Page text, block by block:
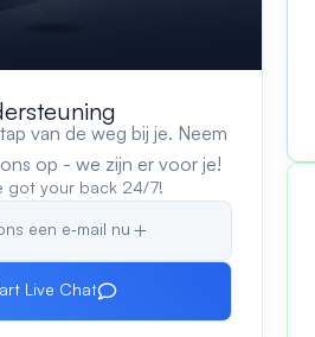
van de weg bij je. Neem
op - we zijn er voor je!
got your back 24/7!
een e‑mail nu
Live Chat